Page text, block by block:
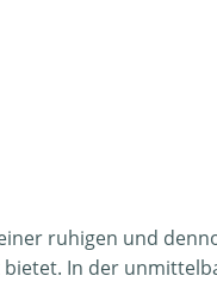
ruhigen und
In der